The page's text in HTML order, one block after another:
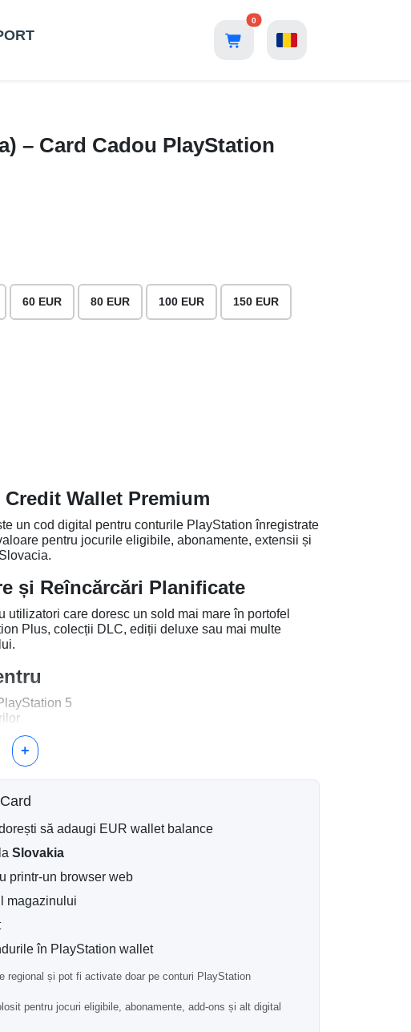
0
– Card Cadou PlayStation
60 EUR 80 EUR 100 EUR 150 EUR
Credit Wallet Premium
un cod digital pentru conturile PlayStation înregistrate
pentru jocurile eligibile, abonamente, extensii și
și Reîncărcări Planificate
care doresc un sold mai mare în portofel
Plus, colecții DLC, ediții deluxe sau mai multe
5
cu succes a plății. Codul este livrat la adresa dvs.
slovac compatibil.
doar pentru conturile PSN înregistrate în
250 EUR Slovacia?
utilizatorii frecvenți ai PlayStation Store care
lansări viitoare, plăți pentru abonamente, conținut
+
să adaugi EUR wallet balance
Slovakia
printr-un browser web
magazinului
în PlayStation wallet
regional și pot fi activate doar pe conturi PlayStation
pentru jocuri eligibile, abonamente, add-ons și alt digital